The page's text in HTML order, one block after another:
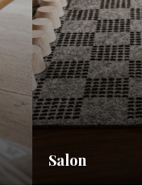
Salon